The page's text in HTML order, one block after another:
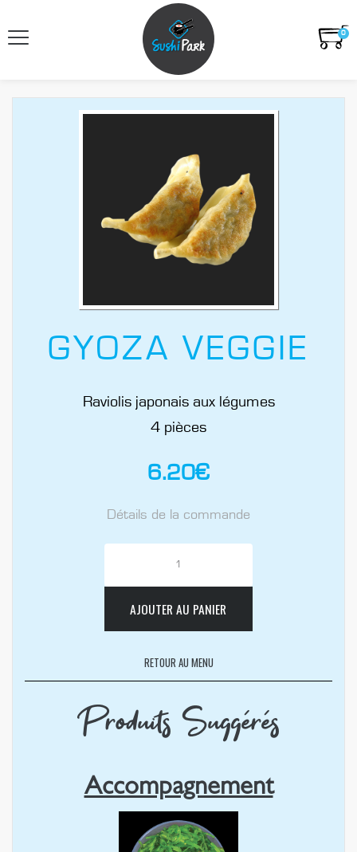
0
GYOZA VEGGIE
Raviolis japonais aux légumes
4 pièces
6.20€
Détails de la commande
AJOUTER AU PANIER
RETOUR AU MENU
Produits Suggérés
Accompagnement